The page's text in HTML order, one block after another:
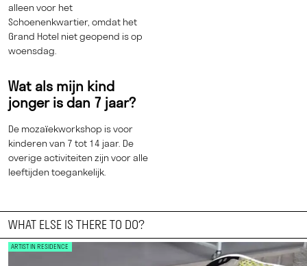
alleen voor het
Schoenenkwartier, omdat het
Grand Hotel niet geopend is op
woensdag.
Wat als mijn kind
jonger is dan 7 jaar?
De mozaïekworkshop is voor
kinderen van 7 tot 14 jaar. De
overige activiteiten zijn voor alle
leeftijden toegankelijk.
WHAT ELSE IS THERE TO DO?
ARTIST IN RESIDENCE